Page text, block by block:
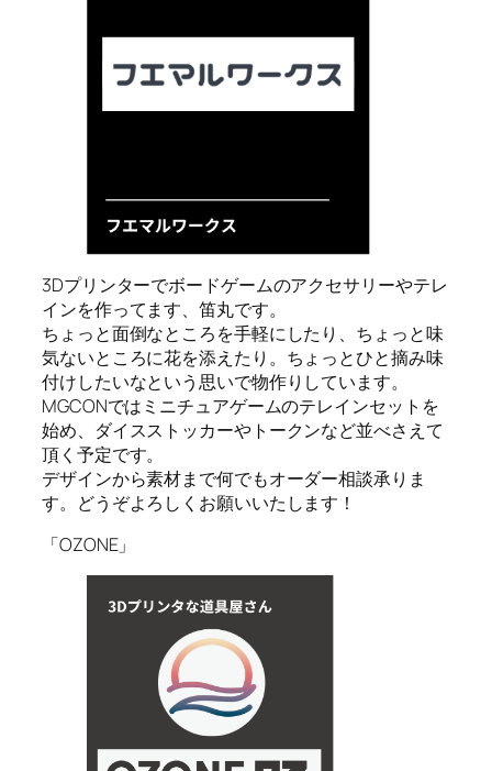
3Dプリンターでボードゲームのアクセサリーやテレ
インを作ってます、笛丸です。
ちょっと面倒なところを手軽にしたり、ちょっと味
気ないところに花を添えたり。ちょっとひと摘み味
付けしたいなという思いで物作りしています。
MGCONではミニチュアゲームのテレインセットを
始め、ダイスストッカーやトークンなど並べさえて
頂く予定です。
デザインから素材まで何でもオーダー相談承りま
す。どうぞよろしくお願いいたします！
「OZONE」